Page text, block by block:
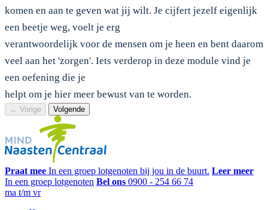
komen en aan te geven wat jij wilt. Je cijfert jezelf eigenlijk
een beetje weg, voelt je erg
verantwoordelijk voor de mensen om je heen en bent daarom
veel aan het 'zorgen'. Iets verderop in deze module vind je
een oefening die je
helpt om je hier meer bewust van te worden.
← Vorige Volgende
Praat mee In een groep lotgenoten bij jou in de buurt. Leer meer
In een groep lotgenoten Bel ons 0900 - 254 66 74
ma t/m vr